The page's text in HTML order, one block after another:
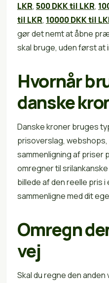
LKR, 500 DKK til LKR,
til LKR, 10000 DKK til
gør det nemt at åbne
skal bruge, uden først
Hvornår
danske
Danske kroner bruges
prisoverslag,
sammenligning af priser
omregner til
billede af den reelle pris
sammenligne med dit
Omregn
vej
Skal du regne den